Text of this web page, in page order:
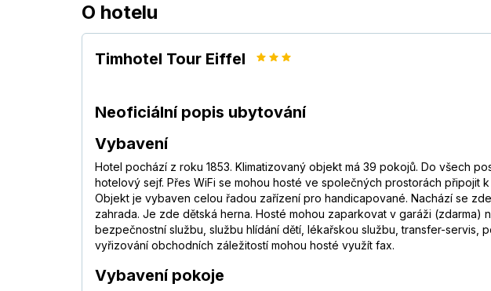
O hotelu
Timhotel Tour Eiffel
Neoficiální popis ubytování
Vybavení
Hotel pochází z roku 1853. Klimatizovaný objekt má 39 pokojů. Do všech
hotelový sejf. Přes WiFi se mohou hosté ve společných prostorách
Objekt je vybaven celou řadou zařízení pro handicapované. Nachází se
zahrada. Je zde dětská herna. Hosté mohou zaparkovat v garáži
bezpečnostní službu, službu hlídání dětí, lékařskou službu, transfer-servis,
vyřizování obchodních záležitostí mohou hosté využít fax.
Vybavení pokoje